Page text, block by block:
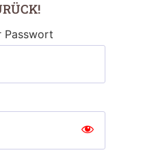
Passwort